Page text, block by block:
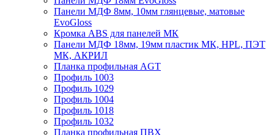
Панели МДФ 8мм, 10мм глянцевые, матовые
EvoGloss
Кромка ABS для панелей МК
Панели МДФ 18мм, 19мм пластик МК, HPL, ПЭТ
МК, АКРИЛ
Планка профильная AGT
Профиль 1003
Профиль 1029
Профиль 1004
Профиль 1018
Профиль 1032
Планка профильная ПВХ